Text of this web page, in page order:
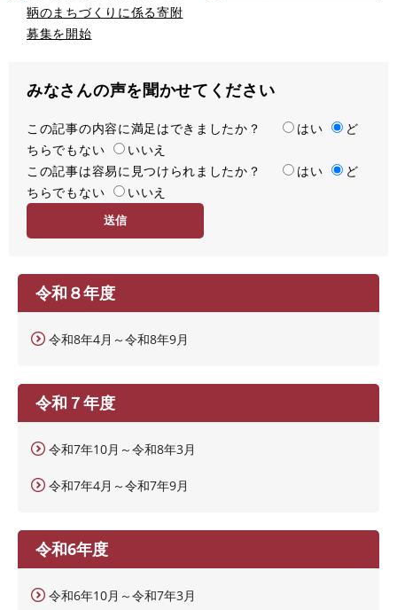
鞆のまちづくりに係る寄附
募集を開始
みなさんの声を聞かせてください
満
足
度
この記事の内容に満足はできましたか？ はい
ど
ちらでもない
いいえ
容
易
この記事は容易に見つけられましたか？ はい
ど
ちらでもない
いいえ
令和８年度
令和8年4月～令和8年9月
令和７年度
令和7年10月～令和8年3月
令和7年4月～令和7年9月
令和6年度
令和6年10月～令和7年3月